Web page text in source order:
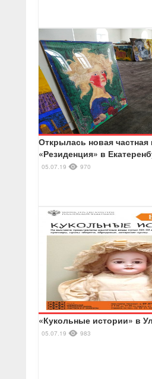
Открылась новая частная
«Резиденция» в
05.07.19 970
«Кукольные истории» в
05.07.19 983